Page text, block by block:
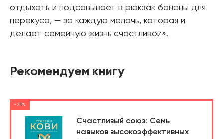
отдыхать и подсовывает в рюкзак бананы для
перекуса, — за каждую мелочь, которая и
делает семейную жизнь счастливой».
Рекомендуем книгу
-21%
Счастливый союз: Семь
навыков высокоэффективных